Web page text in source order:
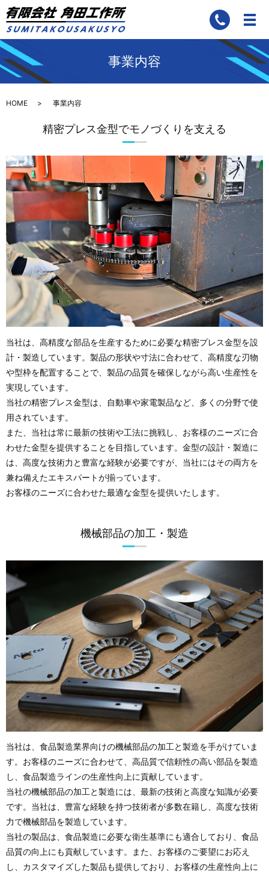
事業内容
HOME 事業内容
精密プレス金型でモノづくりを支える
当社は、高精度な部品を生産するために必要な精密プレス金型を設
計・製造しています。製品の形状や寸法に合わせて、高精度な刃物
や型枠を配置することで、製品の品質を確保しながら高い生産性を
実現しています。
当社の精密プレス金型は、自動車や家電製品など、多くの分野で使
用されています。
また、当社は常に最新の技術や工法に挑戦し、お客様のニーズに合
わせた金型を提供することを目指しています。金型の設計・製造に
は、高度な技術力と豊富な経験が必要ですが、当社にはその両方を
兼ね備えたエキスパートが揃っています。
お客様のニーズに合わせた最適な金型を提供いたします。
機械部品の加工・製造
当社は、食品製造業界向けの機械部品の加工と製造を手がけていま
す。お客様のニーズに合わせて、高品質で信頼性の高い部品を製造
し、食品製造ラインの生産性向上に貢献しています。
当社の機械部品の加工と製造には、最新の技術と高度な知識が必要
です。当社は、豊富な経験を持つ技術者が多数在籍し、高度な技術
力で機械部品を製造しています。
当社の製品は、食品製造に必要な衛生基準にも適合しており、食品
品質の向上にも貢献しています。また、お客様のご要望にお応え
し、カスタマイズした製品も提供しており、お客様の生産性向上に